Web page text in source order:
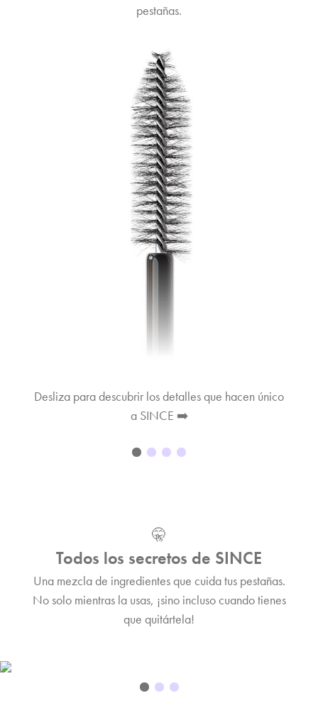
pestañas.
Desliza para descubrir los detalles que hacen único
a SINCE ➡️
🤫
Todos los secretos de SINCE
Una mezcla de ingredientes que cuida tus pestañas.
No solo mientras la usas, ¡sino incluso cuando tienes
que quitártela!